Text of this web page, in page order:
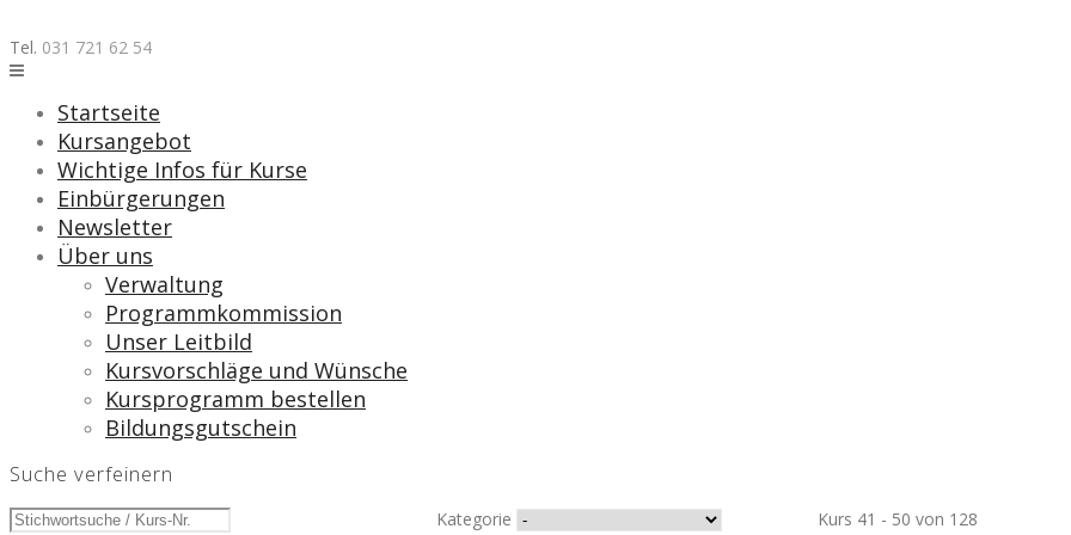
to
content
Tel. 031 721 62 54
Startseite
Kursangebot
Wichtige Infos für Kurse
Einbürgerungen
Newsletter
Über uns
Verwaltung
Programmkommission
Unser Leitbild
Kursvorschläge und Wünsche
Kursprogramm bestellen
Bildungsgutschein
Suche verfeinern
Kategorie
Kurs 41 - 50 von 128